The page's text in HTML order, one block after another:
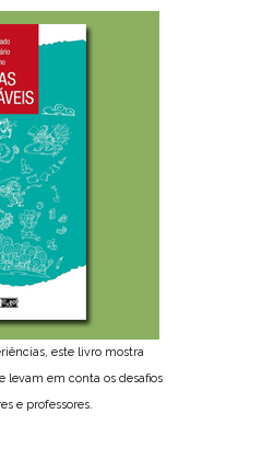
este livro mostra
levam em conta os desafios
e professores.